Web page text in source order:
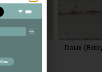
Merino 40% -
Doux